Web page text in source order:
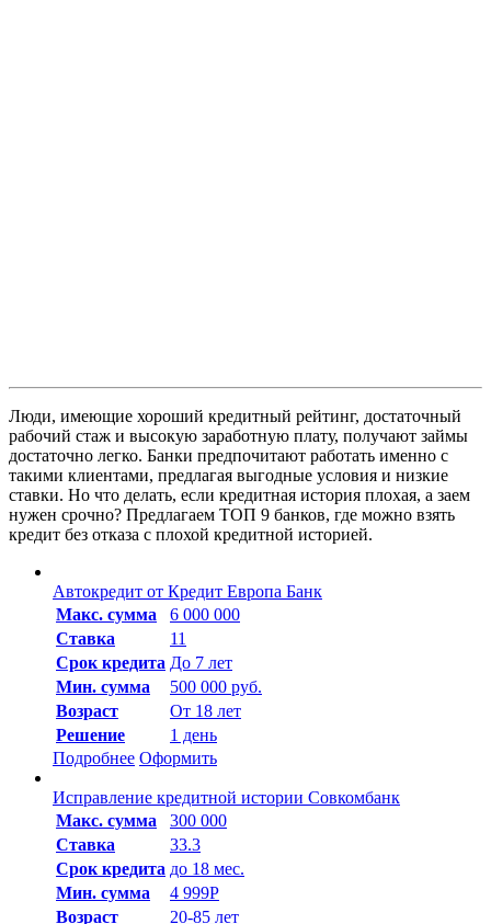
Люди, имеющие хороший кредитный рейтинг, достаточный
рабочий стаж и высокую заработную плату, получают займы
достаточно легко. Банки предпочитают работать именно с
такими клиентами, предлагая выгодные условия и низкие
ставки. Но что делать, если кредитная история плохая, а заем
нужен срочно? Предлагаем ТОП 9 банков, где можно взять
кредит без отказа с плохой кредитной историей.
Автокредит от Кредит Европа Банк
Макc. сумма
6 000 000
Ставка
11
Срок кредита До 7 лет
Мин. сумма
500 000 руб.
Возраст
От 18 лет
Решение
1 день
Подробнее Оформить
Исправление кредитной истории Совкомбанк
Макc. сумма
300 000
Ставка
33.3
Срок кредита до 18 мес.
Мин. сумма
4 999Р
Возраст
20-85 лет